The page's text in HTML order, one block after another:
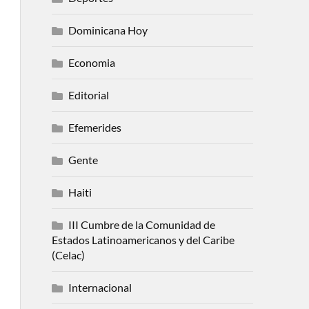
Dominicana Hoy
Economia
Editorial
Efemerides
Gente
Haiti
III Cumbre de la Comunidad de
Estados Latinoamericanos y del Caribe
(Celac)
Internacional